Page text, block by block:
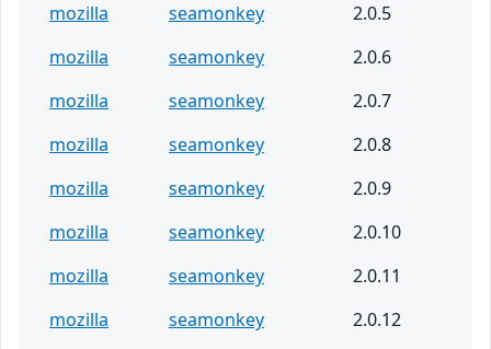
mozilla
seamonkey
2.0.5
mozilla
seamonkey
2.0.6
mozilla
seamonkey
2.0.7
mozilla
seamonkey
2.0.8
mozilla
seamonkey
2.0.9
mozilla
seamonkey
2.0.10
mozilla
seamonkey
2.0.11
mozilla
seamonkey 2.0.12